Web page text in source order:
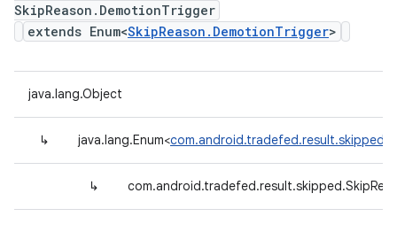
SkipReason.DemotionTrigger
extends Enum<SkipReason.DemotionTrigger>
java.lang.Object
↳ java.lang.Enum<
↳